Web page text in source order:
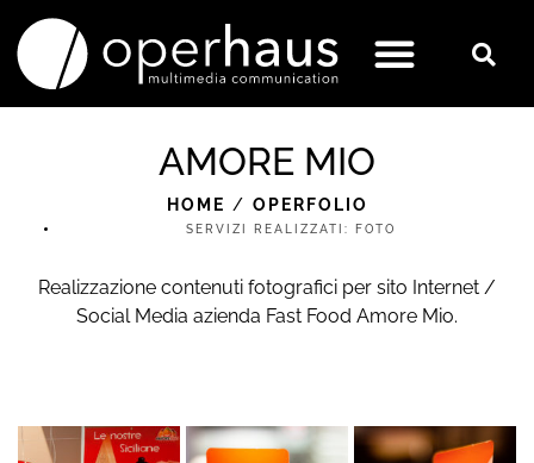
AMORE MIO
HOME / OPERFOLIO
SERVIZI REALIZZATI: FOTO
Realizzazione contenuti fotografici per sito Internet /
Social Media azienda Fast Food Amore Mio.